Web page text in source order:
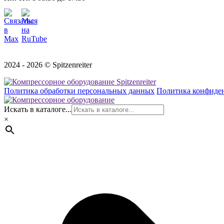
2024 - 2026 © Spitzenreiter
Политика обработки персональных данных Политика
Искать в каталоге...
×